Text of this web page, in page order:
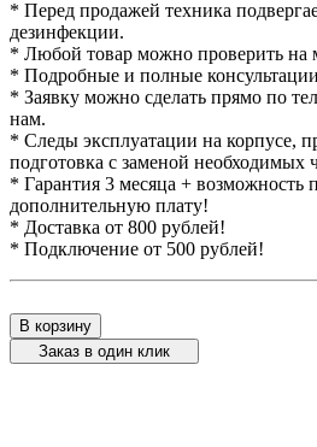
* Перед продажей техника
дезинфекции.
* Любой товар можно проверить на
* Подробные и полные
* Заявку можно сделать прямо по
нам.
* Следы эксплуатации на корпусе,
подготовка с заменой необходимых
* Гарантия 3 месяца + возможность
дополнительную плату!
* Доставка от 800 рублей!
* Подключение от 500 рублей!
В корзину
Заказ в один клик